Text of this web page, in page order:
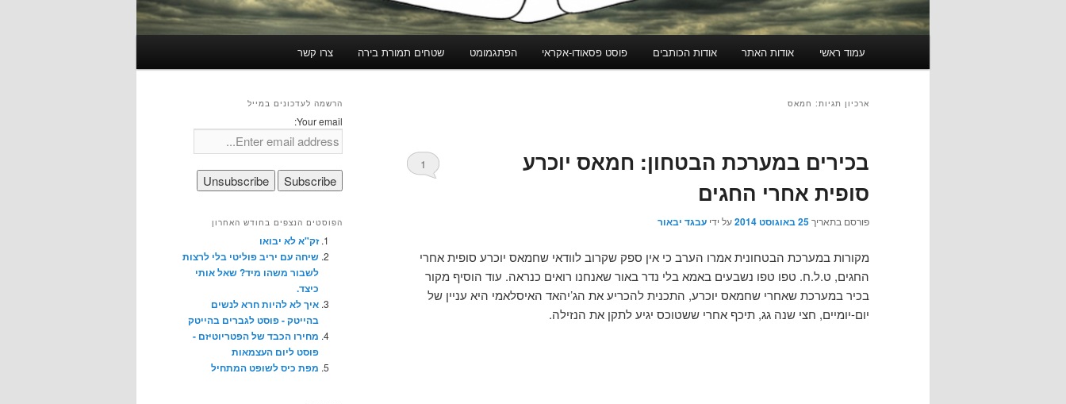
עמוד ראשי אודות האתר אודות הכותבים פוסט פסאודו-אקראי הפתגמומט שטחים תמורת בירה צרו קשר
ארכיון תגיות: חמאס
בכירים במערכת הבטחון: חמאס יוכרע
סופית אחרי החגים
פורסם בתאריך25 באוגוסט 2014 על ידי עבגד יבאור
1
מקורות במערכת הבטחונית אמרו הערב כי אין ספק שקרוב לוודאי שחמאס יוכרע סופית אחרי
החגים, ט.ל.ח. טפו טפו נשבעים באמא בלי נדר באור שאנחנו רואים כנראה. עוד הוסיף מקור
בכיר במערכת שאחרי שחמאס יוכרע, התכנית להכריע את הג’יהאד האיסלאמי היא עניין של
יום-יומיים, חצי שנה גג, תיכף אחרי ששטוכס יגיע לתקן את הנזילה.
הרשמה לעדכונים במייל
Your email:
הפוסטים הנצפים בחודש האחרון
זק"א לא יבואו
שיחה עם יריב פוליטי בלי לרצות
לשבור משהו מיד? שאל אותי
כיצד.
איך לא להיות חרא לנשים
בהייטק - פוסט לגברים בהייטק
מחירו הכבד של הפטריוטיזם -
פוסט ליום העצמאות
מפת כיס לשופט המתחיל